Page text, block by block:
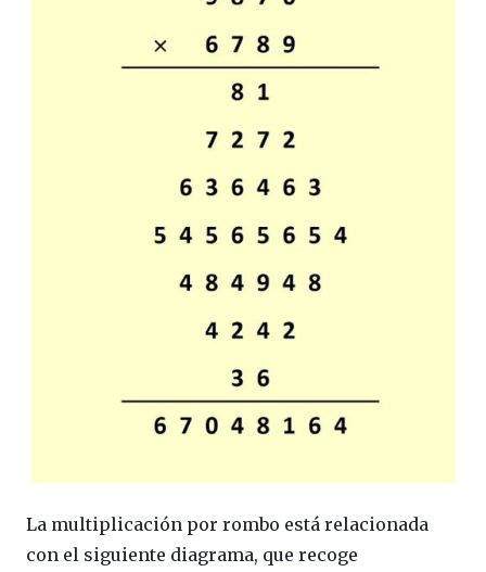
La multiplicación por rombo está relacionada
con el siguiente diagrama, que recoge